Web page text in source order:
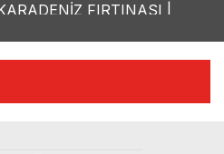
FIRTINASI |
FIRTINASI |